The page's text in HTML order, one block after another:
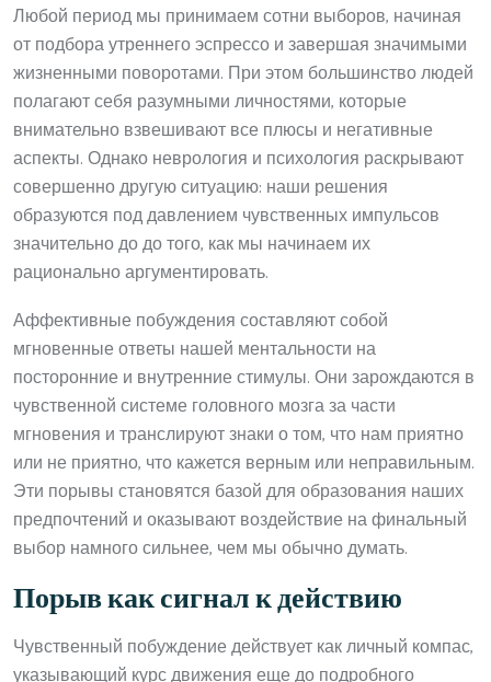
Любой период мы принимаем сотни выборов, начиная
от подбора утреннего эспрессо и завершая значимыми
жизненными поворотами. При этом большинство людей
полагают себя разумными личностями, которые
внимательно взвешивают все плюсы и негативные
аспекты. Однако неврология и психология раскрывают
совершенно другую ситуацию: наши решения
образуются под давлением чувственных импульсов
значительно до до того, как мы начинаем их
рационально аргументировать.
Аффективные побуждения составляют собой
мгновенные ответы нашей ментальности на
посторонние и внутренние стимулы. Они зарождаются в
чувственной системе головного мозга за части
мгновения и транслируют знаки о том, что нам приятно
или не приятно, что кажется верным или неправильным.
Эти порывы становятся базой для образования наших
предпочтений и оказывают воздействие на финальный
выбор намного сильнее, чем мы обычно думать.
Порыв как сигнал к действию
Чувственный побуждение действует как личный компас,
указывающий курс движения еще до подробного